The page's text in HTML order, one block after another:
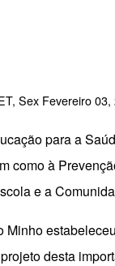
Sex Fevereiro 03,
para a
como à
e a
Minho
desta